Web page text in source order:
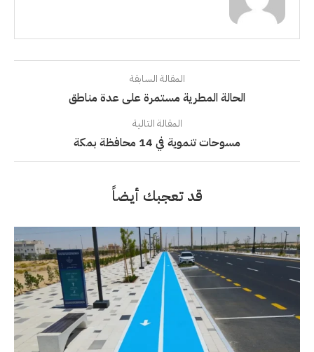
المقالة السابقة
الحالة المطرية مستمرة على عدة مناطق
المقالة التالية
مسوحات تنموية في 14 محافظة بمكة
قد تعجبك أيضاً